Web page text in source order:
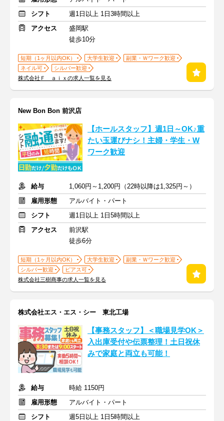
シフト
週1日以上 1日3時間以上
アクセス
盛岡駅
徒歩10分
短期（1ヶ月以内OK） 大学生歓迎
副業・Ｗワーク歓迎
ネイル可
シルバー歓迎
株式会社Ｆ ａｉｘの求人一覧を見る
New Bon Bon 前沢店
【ホールスタッフ】週1日～OK♪重
たい玉運びナシ！主婦・学生・W
ワーク歓迎
給与
1,060円～1,200円（22時以降は1,325円～）
雇用形態
アルバイト・パート
シフト
週1日以上 1日5時間以上
アクセス
前沢駅
徒歩6分
短期（1ヶ月以内OK） 大学生歓迎
副業・Ｗワーク歓迎
シルバー歓迎
ピアス可
株式会社三樹商事の求人一覧を見る
株式会社エス・エス・シー 東北工場
【事務スタッフ】＜職場見学OK＞
入出庫受付や伝票整理！土日祝休
みで家庭と両立も可能！
給与
時給 1150円
雇用形態
アルバイト・パート
シフト
週5日以上 1日5時間以上